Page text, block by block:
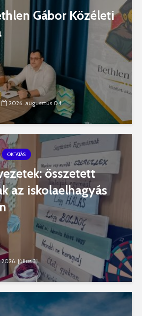
Gábor Közéleti
2026. augusztus 04.
OKTATÁS
összetett
az iskolaelhagyás
2026. július 31.